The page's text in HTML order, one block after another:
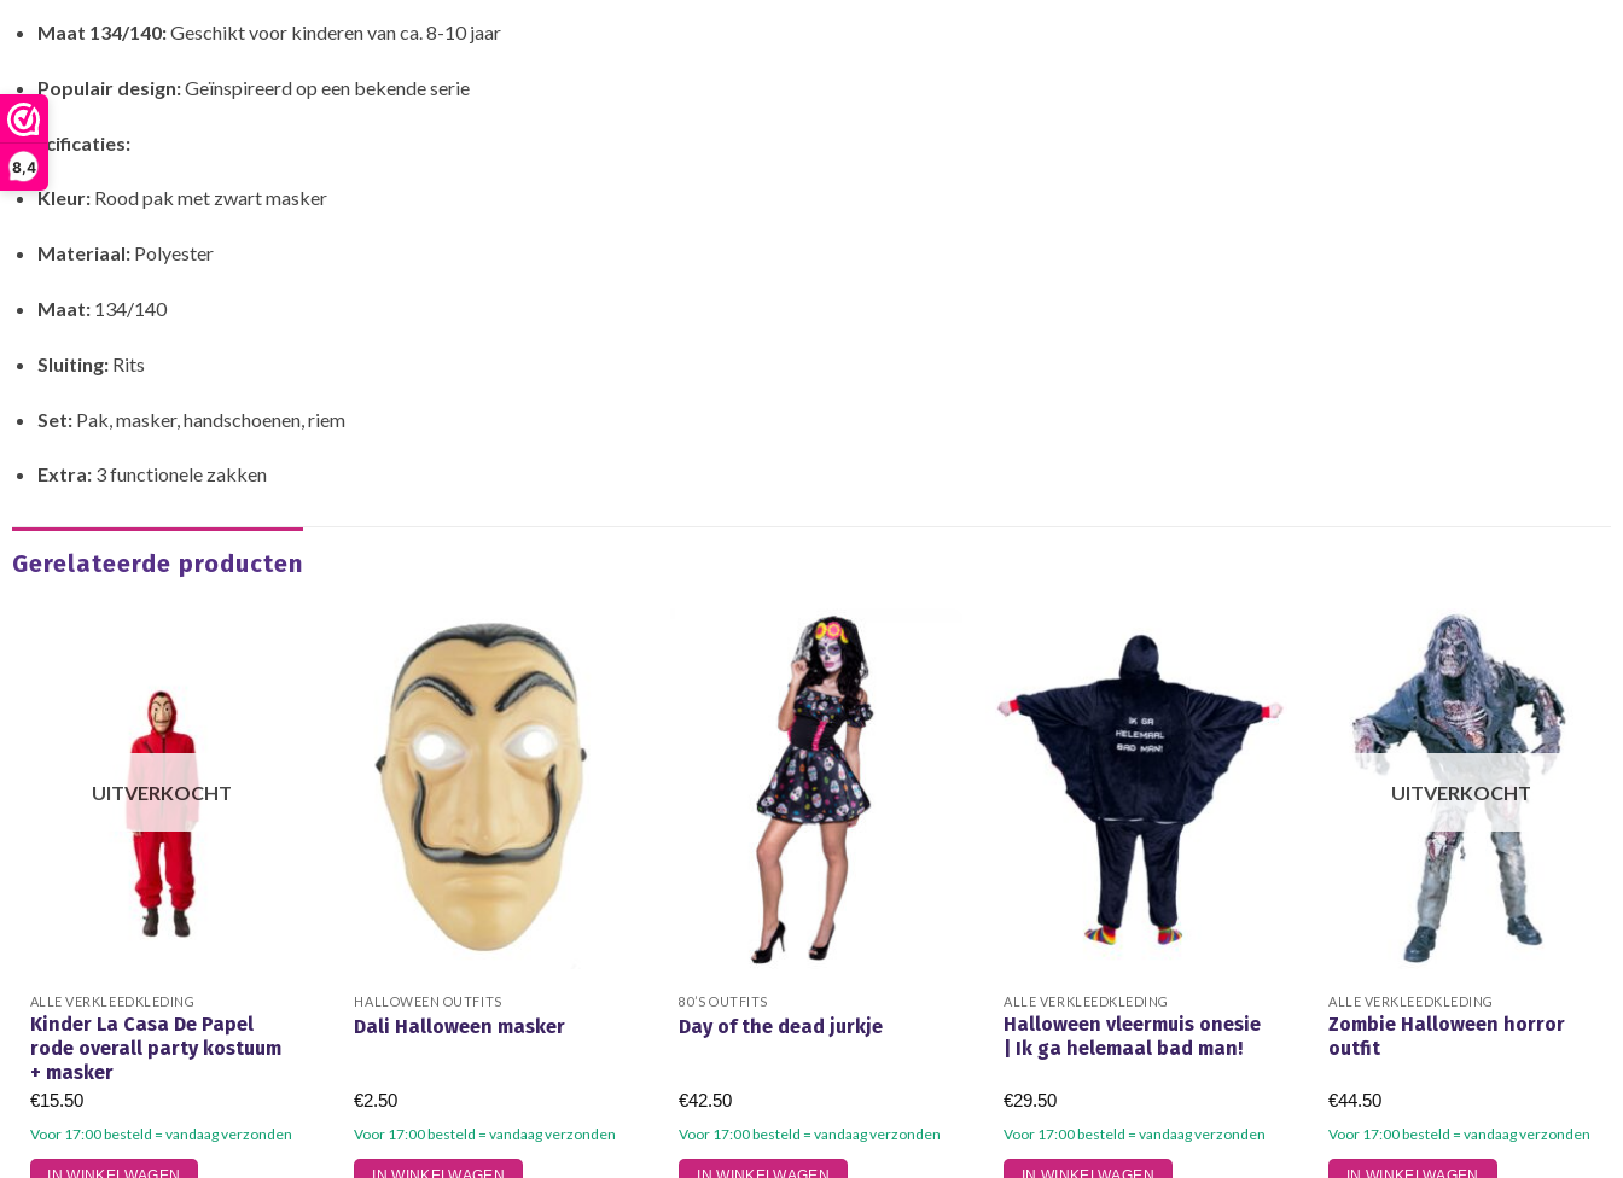
8,4
Maat 134/140:Geschikt voor kinderen van ca. 8-10 jaar
Populair design:Geïnspireerd op een bekende serie
Specificaties:
Kleur:Rood pak met zwart masker
Materiaal:Polyester
Maat:134/140
Sluiting:Rits
Set:Pak, masker, handschoenen, riem
Extra:3 functionele zakken
Gerelateerde producten
UITVERKOCHT
ALLE VERKLEEDKLEDING
Kinder La Casa De Papel
rode overall party kostuum
+ masker
Voor 17:00 besteld = vandaag verzonden
€15.50
Dit
HALLOWEEN OUTFITS
Dali Halloween masker
Voor 17:00 besteld = vandaag verzonden
€2.50
80’S OUTFITS
Day of the dead jurkje
Voor 17:00 besteld = vandaag verzonden
€42.50
Dit
ALLE VERKLEEDKLEDING
Halloween vleermuis onesie
| Ik ga helemaal bad man!
Voor 17:00 besteld = vandaag verzonden
€29.50
Dit
UITVERKOCHT
ALLE VERKLEEDKLEDING
Zombie Halloween horror
outfit
Voor 17:00 besteld = vandaag verzonden
€44.50